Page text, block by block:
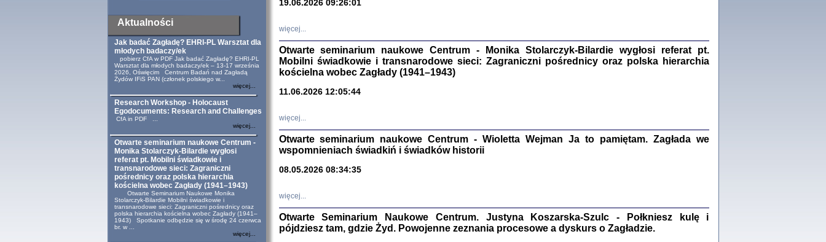
Aktualności
Jak badać Zagładę? EHRI-PL Warsztat dla
młodych badaczy/ek
pobierz CfA w PDF Jak badać Zagładę? EHRI-PL
Warsztat dla młodych badaczy/ek – 13-17 września
2026, Oświęcim Centrum Badań nad Zagładą
Żydów IFiS PAN (członek polskiego w...
więcej...
Research Workshop - Holocaust
Egodocuments: Research and Challenges
CfA in PDF ...
więcej...
Otwarte seminarium naukowe Centrum -
Monika Stolarczyk-Bilardie wygłosi
referat pt. Mobilni świadkowie i
transnarodowe sieci: Zagraniczni
pośrednicy oraz polska hierarchia
kościelna wobec Zagłady (1941–1943)
Otwarte Seminarium Naukowe Monika
Stolarczyk-Bilardie Mobilni świadkowie i
transnarodowe sieci: Zagraniczni pośrednicy oraz
polska hierarchia kościelna wobec Zagłady (1941–
1943) Spotkanie odbędzie się w środę 24 czerwca
br. w ...
więcej...
oprac. Aleksandra Bańkowska
Warszawa 2022
oprac. Aleksandra Bańkowska, wstęp Jacek Leociak
Warszawa 2021
19.06.2026 09:26:01
więcej...
Otwarte seminarium naukowe Centrum - Monika Stolarczyk-Bilardie wygłosi referat pt.
Mobilni świadkowie i transnarodowe sieci: Zagraniczni pośrednicy oraz polska hierarchia
kościelna wobec Zagłady (1941–1943)
11.06.2026 12:05:44
więcej...
Otwarte seminarium naukowe Centrum - Wioletta Wejman Ja to pamiętam. Zagłada we
wspomnieniach świadkiń i świadków historii
08.05.2026 08:34:35
więcej...
Otwarte Seminarium Naukowe Centrum. Justyna Koszarska-Szulc - Połkniesz kulę i
pójdziesz tam, gdzie Żyd. Powojenne zeznania procesowe a dyskurs o Zagładzie.